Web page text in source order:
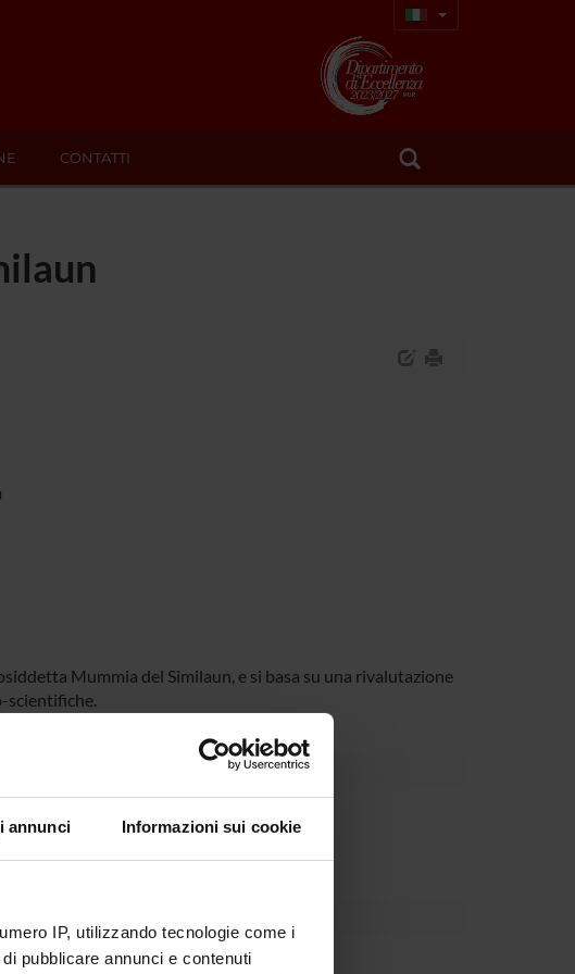
annunci Informazioni sui cookie
IP, utilizzando tecnologie come i
pubblicare annunci e contenuti
CONTATTI
Mummia del Similaun, e si basa su una rivalutazione
scientifiche.
Franco Tagliaro